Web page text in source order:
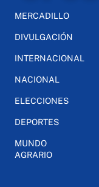
MERCADILLO
DIVULGACIÓN
INTERNACIONAL
NACIONAL
ELECCIONES
DEPORTES
MUNDO
AGRARIO